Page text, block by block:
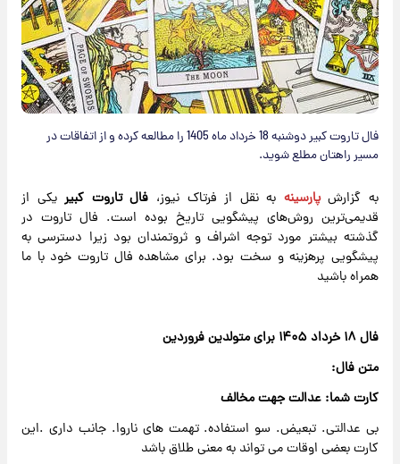
فال تاروت کبیر دوشنبه 18 خرداد ماه 1405 را مطالعه کرده و از اتفاقات در
مسیر راهتان مطلع شوید.
به گزارش پارسینه به نقل از فرتاک نیوز، فال تاروت کبیریکی از
قدیمی‌ترین روش‌های پیشگویی تاریخ بوده است. فال تاروت در
گذشته بیشتر مورد توجه اشراف و ثروتمندان بود زیرا دسترسی به
پیشگویی پرهزینه و سخت بود. برای مشاهده فال تاروت خود با ما
همراه باشید
فال ۱۸ خرداد ۱۴۰۵ برای متولدین فروردین
متن فال:
کارت شما: عدالت جهت مخالف
بی عدالتی. تبعیض. سو استفاده. تهمت های ناروا. جانب داری .این
کارت بعضی اوقات می تواند به معنی طلاق باشد